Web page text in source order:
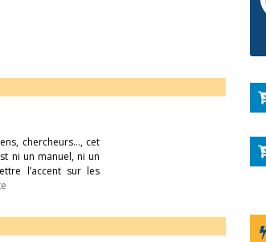
chercheurs…, cet
ni un manuel, ni un
l’accent sur les